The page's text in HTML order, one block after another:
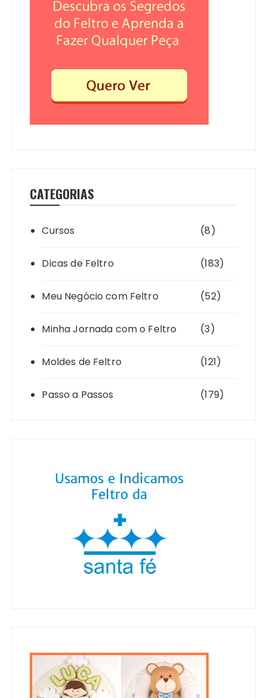
CATEGORIAS
Cursos (8)
Dicas de Feltro (183)
Meu Negócio com Feltro (52)
Minha Jornada com o Feltro (3)
Moldes de Feltro (121)
Passo a Passos (179)